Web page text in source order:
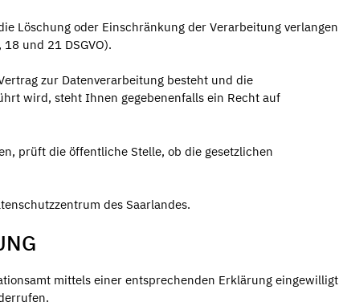
Löschung oder Einschränkung der Verarbeitung verlangen
und 21 DSGVO).
zur Datenverarbeitung besteht und die
wird, steht Ihnen gegebenenfalls ein Recht auf
prüft die öffentliche Stelle, ob die gesetzlichen
des Saarlandes.
mittels einer entsprechenden Erklärung eingewilligt